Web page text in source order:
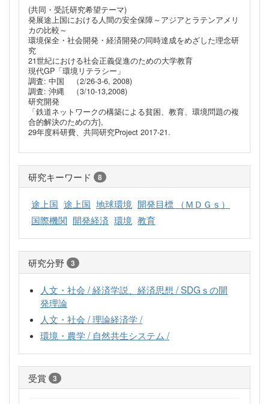
(共同・受託研究希望テーマ)
発展途上国における人間の安全保障～アジアとラテンアメリ
カの比較～
環境保全・社会開発・経済開発の同時達成をめざした理念研
究
21世紀における社会正義促進のための大学教育
現代GP「環境リテラシー」
調査: 中国 （2/26-3-6, 2008)
調査: 沖縄 （3/10-13,2008)
研究開発
「鉄道ネットワークの構築による貧困、教育、環境問題の複
合的解決のための方},
29年度科研費、共同研究Project 2017-21.
研究キーワード 8
途上国 途上国 地球環境 開発目標 （ＭＤＧｓ）
国際機関 開発経済 環境 教育
研究分野 3
人文・社会 / 経済学説、経済思想 / SDGｓの開
発理論
人文・社会 / 理論経済学 /
環境・農学 / 自然共生システム /
受賞 3